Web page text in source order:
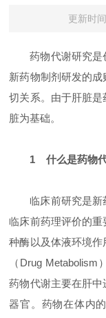
更新时
药物代谢研究是
新药物制剂研发的
切关系。由于肝脏
脏为基础。
1 什么是药物
临床前研究是
临床前药理评价的
种酶以及体液环境
（Drug Metabolism
药物代谢主要在肝
器官。药物在体内